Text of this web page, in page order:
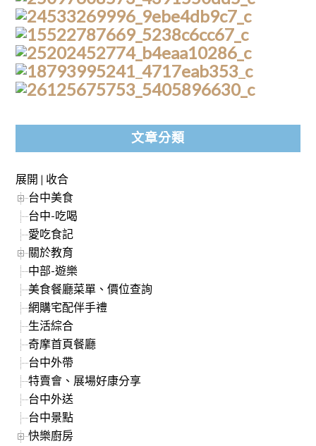
文章分類
展開 | 收合
台中美食
台中-吃喝
愛吃食記
關於教育
中部-遊樂
美食餐廳菜單、價位查詢
網購宅配伴手禮
生活綜合
奇摩首頁餐廳
台中外帶
特賣會、展場好康分享
台中外送
台中景點
快樂廚房